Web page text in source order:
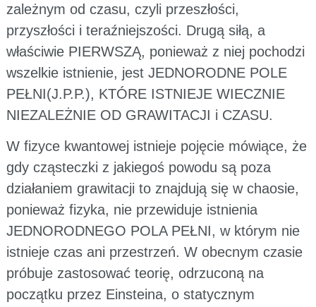
zależnym od czasu, czyli przeszłości,
przyszłości i teraźniejszości. Drugą siłą, a
właściwie PIERWSZĄ, ponieważ z niej pochodzi
wszelkie istnienie, jest JEDNORODNE POLE
PEŁNI(J.P.P.), KTÓRE ISTNIEJE WIECZNIE
NIEZALEŻNIE OD GRAWITACJI i CZASU.
W fizyce kwantowej istnieje pojęcie mówiące, że
gdy cząsteczki z jakiegoś powodu są poza
działaniem grawitacji to znajdują się w chaosie,
ponieważ fizyka, nie przewiduje istnienia
JEDNORODNEGO POLA PEŁNI, w którym nie
istnieje czas ani przestrzeń. W obecnym czasie
próbuje zastosować teorię, odrzuconą na
początku przez Einsteina, o statycznym